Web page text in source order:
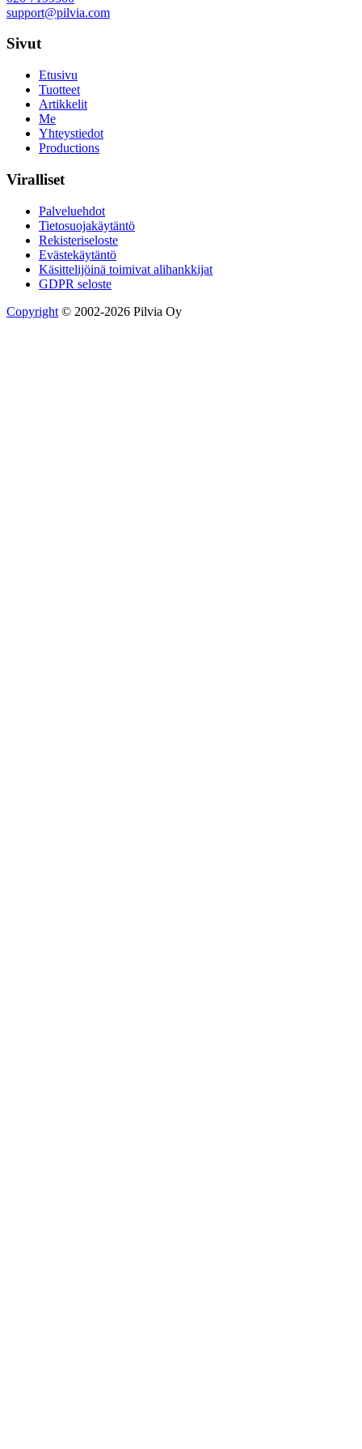
support@pilvia.com
Sivut
Etusivu
Tuotteet
Artikkelit
Me
Yhteystiedot
Productions
Viralliset
Palveluehdot
Tietosuojakäytäntö
Rekisteriseloste
Evästekäytäntö
Käsittelijöinä toimivat alihankkijat
GDPR seloste
Copyright © 2002-2026 Pilvia Oy